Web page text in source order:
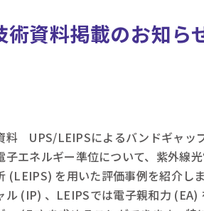
術資料掲載のお知
料 UPS/LEIPSによるバンドギャッ
子エネルギー準位について、紫外線
(LEIPS) を用いた評価事例を紹介し
ル (IP) 、LEIPSでは電子親和力